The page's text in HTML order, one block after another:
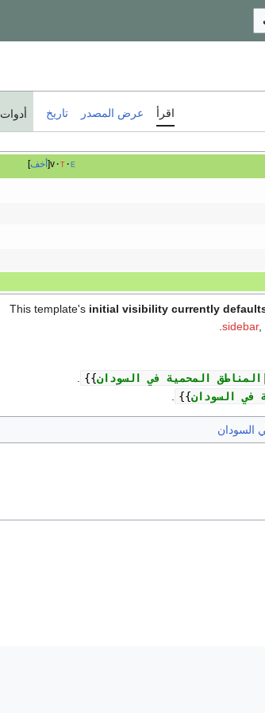
اقرأ عرض المصدر تاريخ أدوات
أخف v t e
This template's initial visibility currently
sidebar,
{{المناطق المحمية في السودان
{{في السودان
السودان